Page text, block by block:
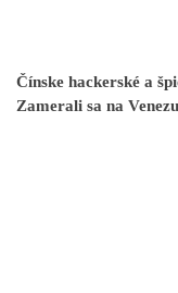
Čínske hackerské a
Zamerali sa na